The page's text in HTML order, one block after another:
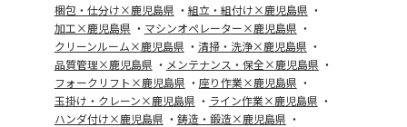
梱包・仕分け×鹿児島県
組立・組付け×鹿児島県
加工×鹿児島県
マシンオペレーター×鹿児島県
クリーンルーム×鹿児島県
清掃・洗浄×鹿児島県
品質管理×鹿児島県
メンテナンス・保全×鹿児島県
フォークリフト×鹿児島県
座り作業×鹿児島県
玉掛け・クレーン×鹿児島県
ライン作業×鹿児島県
ハンダ付け×鹿児島県
鋳造・鍛造×鹿児島県